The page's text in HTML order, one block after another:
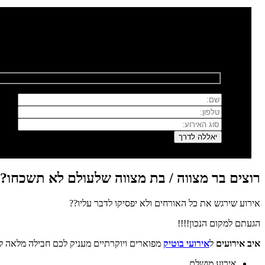
רוצים בר מצווה / בת מצווה שלעולם לא תשכחו?
אירוע שירגש את כל האורחים ולא יפסיקו לדבר עליו??
הגעתם למקום הנכון!!!!
איב אירועים לאירועי בוטיק מפוארים ויוקרתיים מעניק לכם חבילה מלאה